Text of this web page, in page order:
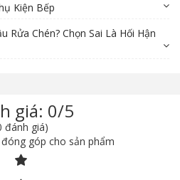
Kiện Bếp
Rửa Chén? Chọn Sai Là Hối Hận
giá: 0/5
đánh giá)
góp cho sản phẩm